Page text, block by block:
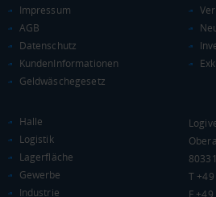
KAUFKRAFT - EURO PRO KOPF
0 €
WIRTSCHAFTSKRAFT (STAND: 2018)
Impressum
AGB
Datenschutz
KundenInformationen
Geldwäschegesetz
Halle
Logistik
Lagerfläche
Gewerbe
Industrie
T
F